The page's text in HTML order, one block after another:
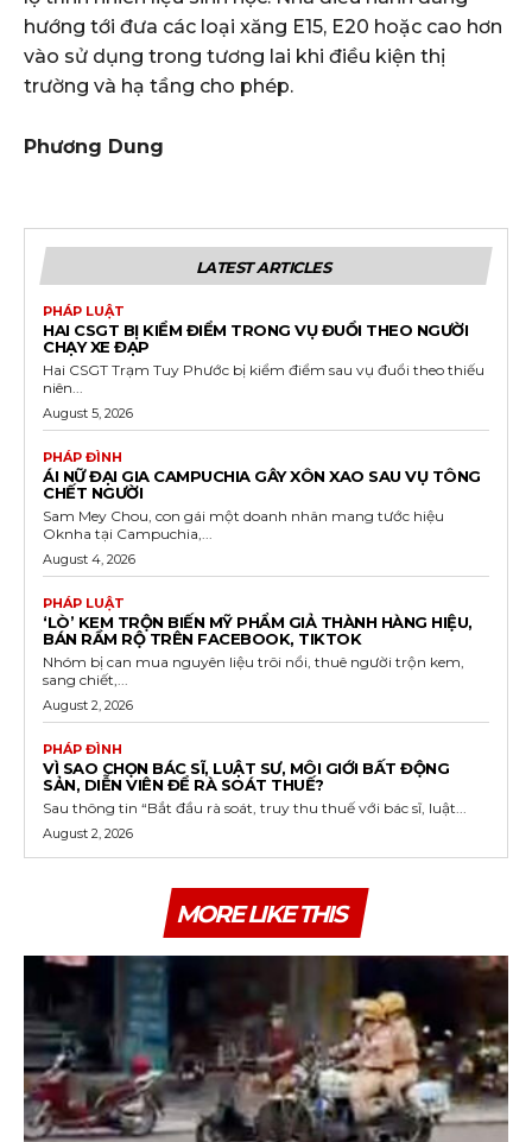
hướng tới đưa các loại xăng E15, E20 hoặc cao hơn
vào sử dụng trong tương lai khi điều kiện thị
trường và hạ tầng cho phép.
Phương Dung
LATEST ARTICLES
PHÁP LUẬT
HAI CSGT BỊ KIỂM ĐIỂM TRONG VỤ ĐUỔI THEO NGƯỜI
CHẠY XE ĐẠP
Hai CSGT Trạm Tuy Phước bị kiểm điểm sau vụ đuổi theo thiếu
niên...
August 5, 2026
PHÁP ĐÌNH
ÁI NỮ ĐẠI GIA CAMPUCHIA GÂY XÔN XAO SAU VỤ TÔNG
CHẾT NGƯỜI
Sam Mey Chou, con gái một doanh nhân mang tước hiệu
Oknha tại Campuchia,...
August 4, 2026
PHÁP LUẬT
‘LÒ’ KEM TRỘN BIẾN MỸ PHẨM GIẢ THÀNH HÀNG HIỆU,
BÁN RẦM RỘ TRÊN FACEBOOK, TIKTOK
Nhóm bị can mua nguyên liệu trôi nổi, thuê người trộn kem,
sang chiết,...
August 2, 2026
PHÁP ĐÌNH
VÌ SAO CHỌN BÁC SĨ, LUẬT SƯ, MÔI GIỚI BẤT ĐỘNG
SẢN, DIỄN VIÊN ĐỂ RÀ SOÁT THUẾ?
Sau thông tin “Bắt đầu rà soát, truy thu thuế với bác sĩ, luật...
August 2, 2026
MORE LIKE THIS